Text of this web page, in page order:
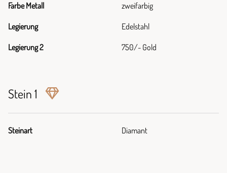
Farbe Metall zweifarbig
Legierung Edelstahl
Legierung 2 750/- Gold
Stein 1
Steinart Diamant